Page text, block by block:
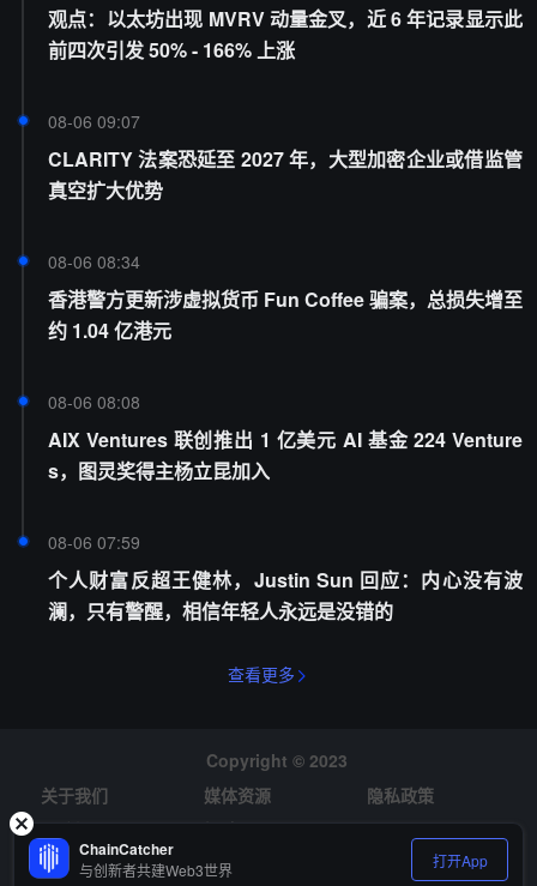
观点：以太坊出现 MVRV 动量金叉，近 6 年记录显示此
前四次引发 50% - 166% 上涨
08-06 09:07
CLARITY 法案恐延至 2027 年，大型加密企业或借监管
真空扩大优势
08-06 08:34
香港警方更新涉虚拟货币 Fun Coffee 骗案，总损失增至
约 1.04 亿港元
08-06 08:08
AIX Ventures 联创推出 1 亿美元 AI 基金 224 Venture
s，图灵奖得主杨立昆加入
08-06 07:59
个人财富反超王健林，Justin Sun 回应：内心没有波
澜，只有警醒，相信年轻人永远是没错的
查看更多
Copyright © 2023
关于我们
媒体资源
隐私政策
风险提示
招聘
ChainCatcher
与创新者共建Web3世界 打开App